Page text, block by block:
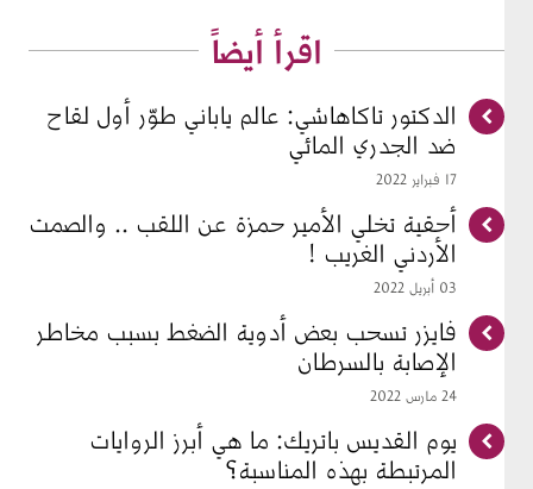
اقرأ أيضاً
الدكتور تاكاهاشي: عالم ياباني طوّر أول لقاح
ضد الجدري المائي
أحقية تخلي الأمير حمزة عن اللقب .. والصمت
الأردني الغريب !
فايزر تسحب بعض أدوية الضغط بسبب مخاطر
الإصابة بالسرطان
يوم القديس باتريك: ما هي أبرز الروايات
المرتبطة بهذه المناسبة؟